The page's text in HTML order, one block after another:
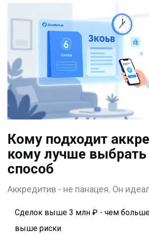
Кому подходит
кому лучше выбрать
способ
Аккредитив - не панацея. Он
Сделок выше 3 млн ₽ - чем
выше риски